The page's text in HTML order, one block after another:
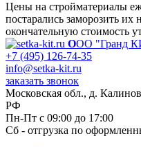
Цены на стройматериалы
постарались заморозить
окончательную стоимость
ООО "Гранд
+7 (495) 126-74-35
info@setka-kit.ru
заказать звонок
Московская обл., д.
РФ
Пн-Пт с 09:00 до 17:00
Сб - отгрузка по